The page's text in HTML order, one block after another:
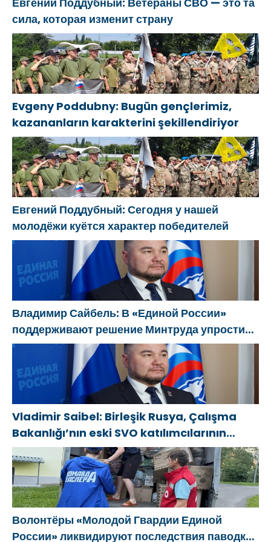
сила, которая изменит страну
Evgeny Poddubny: Bugün gençlerimiz,
kazananların karakterini şekillendiriyor
Евгений Поддубный: Сегодня у нашей
молодёжи куётся характер победителей
Владимир Сайбель: В «Единой России»
поддерживают решение Минтруда упростить
для бывших участников СВО получение
соцконтракта
Vladimir Saibel: Birleşik Rusya, Çalışma
Bakanlığı’nın eski SVO katılımcılarının
sosyal sözleşme edinme sürecini
basitleştirme kararını destekliyor
Волонтёры «Молодой Гвардии Единой
России» ликвидируют последствия паводков